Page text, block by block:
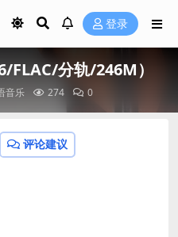
登录
FLAC/分轨/246M）
音乐 274 0
评论建议